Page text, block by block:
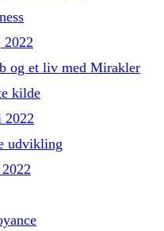
og et liv med Mirakler
kilde
2022
udvikling